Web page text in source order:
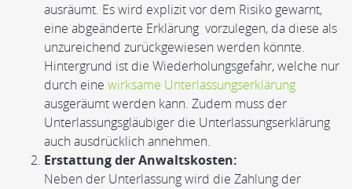
ausräumt. Es wird explizit vor dem Risiko gewarnt,
eine abgeänderte Erklärung vorzulegen, da diese als
unzureichend zurückgewiesen werden könnte.
Hintergrund ist die Wiederholungsgefahr, welche nur
durch eine wirksame Unterlassungserklärung
ausgeräumt werden kann. Zudem muss der
Unterlassungsgläubiger die Unterlassungserklärung
auch ausdrücklich annehmen.
Erstattung der Anwaltskosten:
Neben der Unterlassung wird die Zahlung der